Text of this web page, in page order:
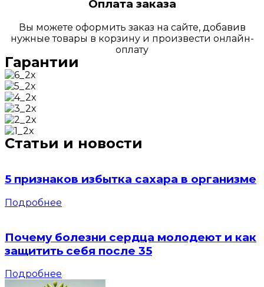
Оплата заказа
Вы можете оформить заказ на сайте, добавив
нужные товары в корзину и произвести онлайн-
оплату
Гарантии
Статьи и новости
5 признаков избытка сахара в организме
Подробнее
Почему болезни сердца молодеют и как
защитить себя после 35
Подробнее